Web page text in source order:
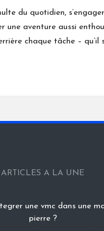
du quotidien,
une aventure aussi
chaque tâche – qu’il
ARTICLES A LA UNE
une vmc dans une
pierre ?